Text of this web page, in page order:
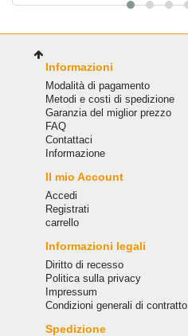
Informazioni
Modalità di pagamento
Metodi e costi di spedizione
Garanzia del miglior prezzo
FAQ
Сontattaci
Informazione
Il mio Account
Accedi
Registrati
carrello
Informazioni legali
Diritto di recesso
Politica sulla privacy
Impressum
Condizioni generali di contratto
Spedizione